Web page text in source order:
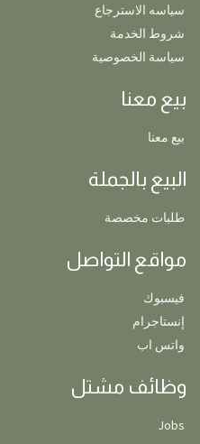
سياسه الاسترجاع
شروط الخدمة
سياسة الخصوصية
بيع معنا
بيع معنا
البيع بالجملة
طلبات مخصصة
مواقع التواصل
فيسبوك
إنستاجرام
واتس اب
وظائف مشتل
Jobs